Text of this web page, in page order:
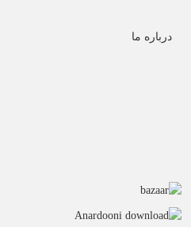
درباره ما